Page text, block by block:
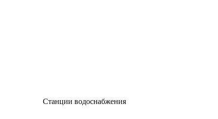
Станции водоснабжения